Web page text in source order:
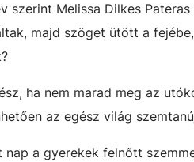
szerint Melissa Dilkes
majd szöget ütött a
ha nem marad meg az
az egész világ
nap a gyerekek felnőtt